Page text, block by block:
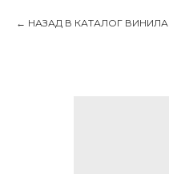
НАЗАД В КАТАЛОГ ВИНИЛА